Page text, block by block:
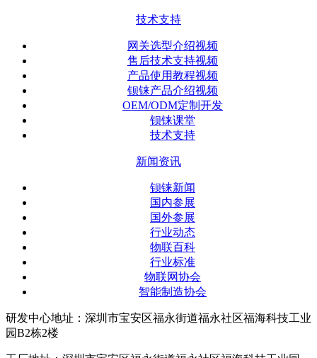
技术支持
网关选型介绍视频
售后技术支持视频
产品使用教程视频
钡铼产品介绍视频
OEM/ODM定制开发
钡铼课堂
技术支持
新闻资讯
钡铼新闻
国内参展
国外参展
行业动态
物联百科
行业标准
物联网协会
智能制造协会
研发中心地址：深圳市宝安区福永街道福永社区福海科技工业
园B2栋2楼